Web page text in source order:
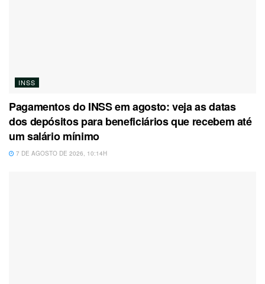
INSS
Pagamentos do INSS em agosto: veja as datas
dos depósitos para beneficiários que recebem até
um salário mínimo
7 DE AGOSTO DE 2026, 10:14H